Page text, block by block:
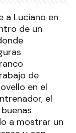
a Luciano en
de un
de
en el
el
a mostrar un